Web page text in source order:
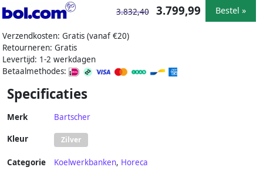
Verzendkosten: Gratis (vanaf €20)
Retourneren: Gratis
Levertijd: 1-2 werkdagen
Betaalmethodes:
3.832,40 3.799,99 Bestel »
Specificaties
Merk Bartscher
Kleur Zilver
Categorie Koelwerkbanken, Horeca